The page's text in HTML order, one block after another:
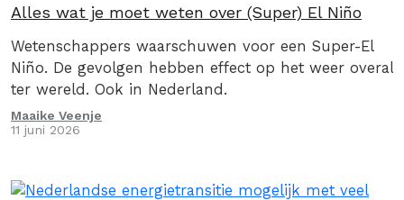
Alles wat je moet weten over (Super) El Niño
Wetenschappers waarschuwen voor een Super-El
Niño. De gevolgen hebben effect op het weer overal
ter wereld. Ook in Nederland.
Maaike Veenje
11 juni 2026